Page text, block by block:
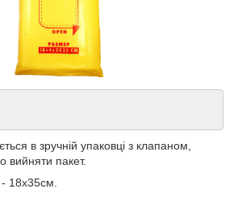
в зручній упаковці з клапаном,
вийняти пакет.
- 18х35см.